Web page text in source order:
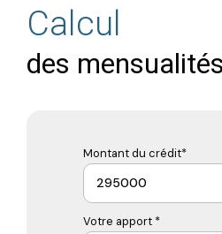
Calcul
des mensualités
Montant du crédit*
Votre apport *